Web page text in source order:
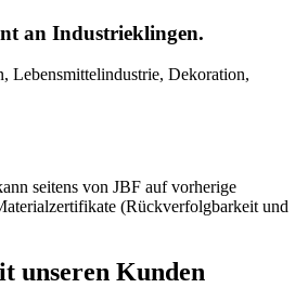
an Industrieklingen.
Lebensmittelindustrie, Dekoration,
seitens von JBF auf vorherige
(Rückverfolgbarkeit und
unseren Kunden